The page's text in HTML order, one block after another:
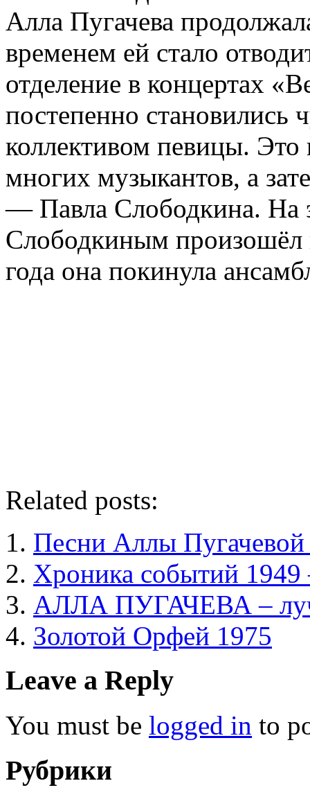
Алла Пугачева
временем ей стало
отделение в концертах
постепенно
коллективом певицы. Это
многих музыкантов, а
— Павла Слободкина. На
Слободкиным произошёл
года она покинула
Related posts:
Песни Аллы Пугачевой
Хроника событий 1949
АЛЛА ПУГАЧЕВА –
Золотой Орфей 1975
Leave a Reply
You must be logged in to
Рубрики